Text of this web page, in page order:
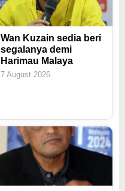
Wan Kuzain sedia beri
segalanya demi
Harimau Malaya
7 August 2026